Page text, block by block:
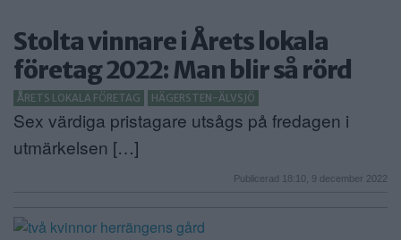
Stolta vinnare i Årets lokala
företag 2022: Man blir så rörd
ÅRETS LOKALA FÖRETAG HÄGERSTEN-ÄLVSJÖ
Sex värdiga pristagare utsågs på fredagen i
utmärkelsen […]
Publicerad 18:10, 9 december 2022